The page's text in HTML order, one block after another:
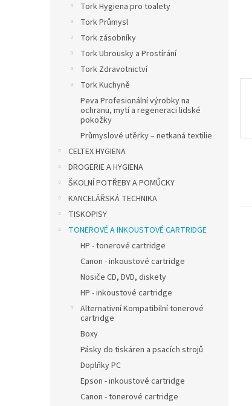
Tork Hygiena pro toalety
Tork Průmysl
Tork zásobníky
Tork Ubrousky a Prostírání
Tork Zdravotnictví
Tork Kuchyně
Peva Profesionální výrobky na
ochranu, mytí a regeneraci lidské
pokožky
Průmyslové utěrky – netkaná textilie
CELTEX HYGIENA
DROGERIE A HYGIENA
ŠKOLNÍ POTŘEBY A POMŮCKY
KANCELÁŘSKÁ TECHNIKA
TISKOPISY
TONEROVÉ A INKOUSTOVÉ CARTRIDGE
HP - tonerové cartridge
Canon - inkoustové cartridge
Nosiče CD, DVD, diskety
HP - inkoustové cartridge
Alternativní Kompatibilní tonerové
cartridge
Boxy
Pásky do tiskáren a psacích strojů
Doplňky PC
Epson - inkoustové cartridge
Canon - tonerové cartridge